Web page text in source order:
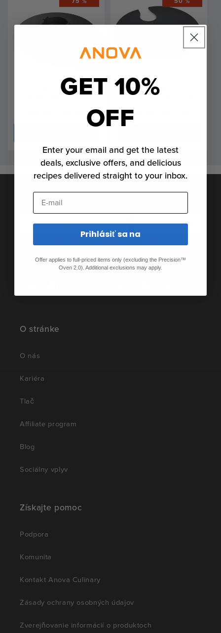
Anova Precision™
Cooker Nano Base
Výpredajová
Anova Precision™
Pokrievka na sporák
Bežná
$24.00
Pridajte sa k rodine Anova Food Nerd
Zaregistrujte sa
Prihláste sa na odber najnovších správ, príbehov a
špeciálnych ponúk.
O stránke
O nás
Kariéra
Tlač
Affiliate program
Blog
Sociálny vplyv
Získajte pomoc
Podpora
Komunita
Kontakt Anova Culinary
Zásady ochrany osobných údajov
Zverejňovanie informácií o produktoch
GET 10%
OFF
Enter your email and get the latest
deals, exclusive offers, and delicious
recipes delivered straight to your inbox.
E-mail
Prihlásiť sa na
Offer applies to full-priced items only (excluding the Precision™
Oven 2.0). Additional exclusions may apply.